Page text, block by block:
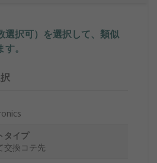
選択可）を選択して、類似
。
タイプ
交換コテ先